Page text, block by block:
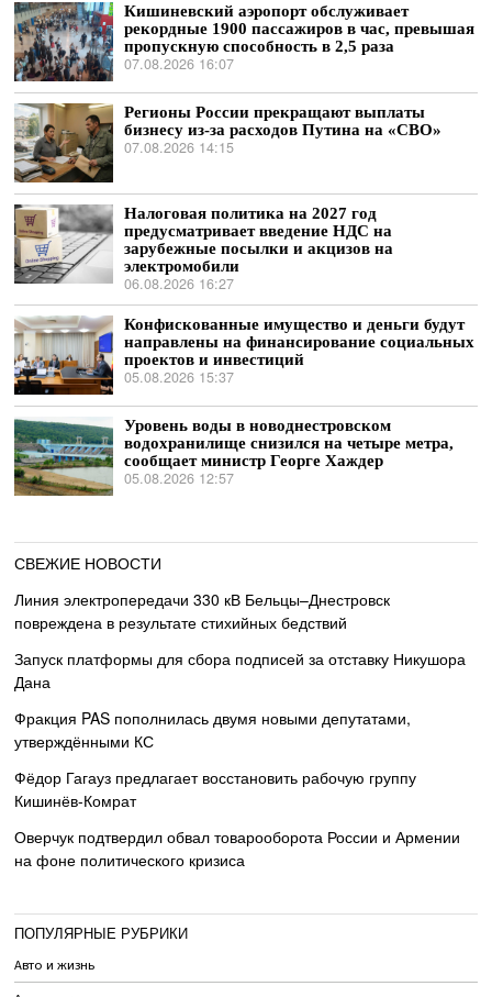
Кишиневский аэропорт обслуживает
рекордные 1900 пассажиров в час, превышая
пропускную способность в 2,5 раза
07.08.2026 16:07
Регионы России прекращают выплаты
бизнесу из-за расходов Путина на «СВО»
07.08.2026 14:15
Налоговая политика на 2027 год
предусматривает введение НДС на
зарубежные посылки и акцизов на
электромобили
06.08.2026 16:27
Конфискованные имущество и деньги будут
направлены на финансирование социальных
проектов и инвестиций
05.08.2026 15:37
Уровень воды в новоднестровском
водохранилище снизился на четыре метра,
сообщает министр Георге Хаждер
05.08.2026 12:57
СВЕЖИЕ НОВОСТИ
Линия электропередачи 330 кВ Бельцы–Днестровск
повреждена в результате стихийных бедствий
Запуск платформы для сбора подписей за отставку Никушора
Дана
Фракция PAS пополнилась двумя новыми депутатами,
утверждёнными КС
Фёдор Гагауз предлагает восстановить рабочую группу
Кишинёв-Комрат
Оверчук подтвердил обвал товарооборота России и Армении
на фоне политического кризиса
ПОПУЛЯРНЫЕ РУБРИКИ
Авто и жизнь